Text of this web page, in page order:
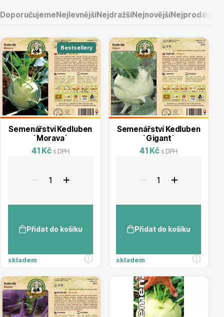
Vodní rostliny
Květináče
DoporučujemeNejlevnějšíNejdražšíNejnovější
Bestsellery
Semenářství Kedluben
´Morava´
41 Kč s DPH
Přidat do košíku
skladem
Semenářství Kedluben
´Gigant´
41 Kč s DPH
Přidat do košíku
skladem